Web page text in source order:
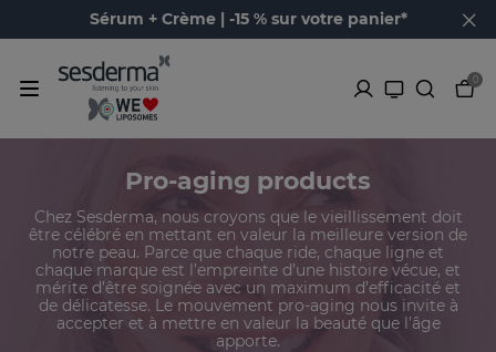
Sérum + Crème | -15 % sur votre panier*
0
Pro-aging products
Chez Sesderma, nous croyons que le vieillissement doit
être célébré en mettant en valeur la meilleure version de
notre peau. Parce que chaque ride, chaque ligne et
chaque marque est l’empreinte d’une histoire vécue, et
mérite d’être soignée avec un maximum d’efficacité et
de délicatesse. Le mouvement pro-aging nous invite à
accepter et à mettre en valeur la beauté que l’âge
apporte.